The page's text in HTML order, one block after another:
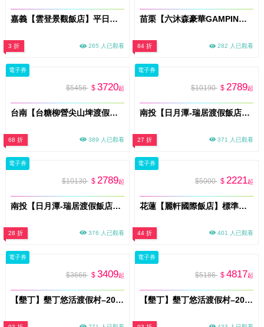
嘉義【雲登景觀飯店】平日標準雙人房一泊一食★免費升等4人房MO26
3 折 265 人已觀看
苗栗【六沐森豪華GAMPING】一泊二食 森居六人狩獵帳包區(MO26)
84 折 282 人已觀看
電子券
$5456 $ 3720起
台南【台糖柳營尖山埤渡假村】豪華木屋兩人房一泊二食/暑假不加價(MO)
68 折 389 人已觀看
電子券
$10190 $ 2789起
南投【日月潭-瑞居渡假飯店】2大2小升等不加價住宿券加贈水与松萌萌園門票2張(MO)
27 折 371 人已觀看
電子券
$10130 $ 2789起
南投【日月潭-瑞居渡假飯店】2大2小升等不加價住宿券加贈妮娜巧克力夢想城堡門票2張(MO)
28 折 376 人已觀看
電子券
$5000 $2221起
花蓮【麗軒國際飯店】標準雙人房一泊一食住宿券/平日免費升等四人房(MO)
44 折 401 人已觀看
電子券
$3666 $ 3409起
【墾丁】墾丁悠活渡假村–2026悠活最好玩 _二天一夜含早(MO)
電子券
$5186 $4817起
【墾丁】墾丁悠活渡假村–2026悠活最好玩 _二天一夜-含早晚(MO)